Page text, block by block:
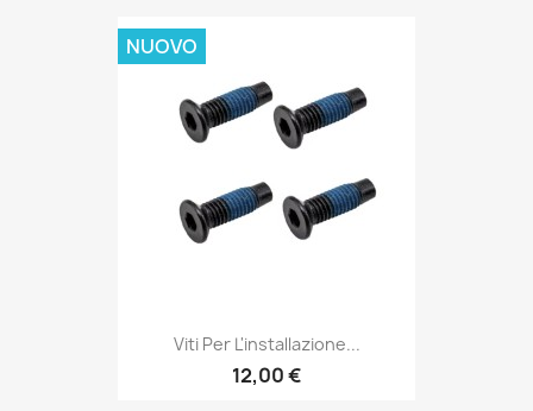
Viti Per L'installazione...
12,00 €
NUOVO